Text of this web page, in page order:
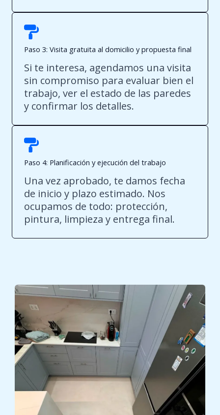
Paso 3: Visita gratuita al domicilio y propuesta final
Si te interesa, agendamos una visita
sin compromiso para evaluar bien el
trabajo, ver el estado de las paredes
y confirmar los detalles.
Paso 4: Planificación y ejecución del trabajo
Una vez aprobado, te damos fecha
de inicio y plazo estimado. Nos
ocupamos de todo: protección,
pintura, limpieza y entrega final.